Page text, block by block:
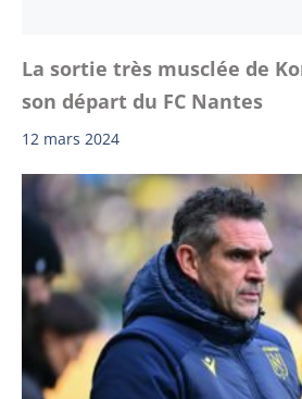
La sortie très musclée de
son départ du FC Nantes
12 mars 2024